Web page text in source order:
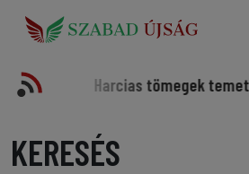
Harcias tömegek temették
KERESÉS